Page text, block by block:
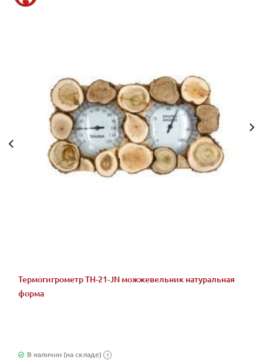
Термогигрометр ТН-21-JN можжевельник натуральная
форма
В наличии (на складе) ?